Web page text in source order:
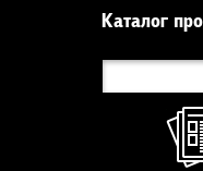
Каталог